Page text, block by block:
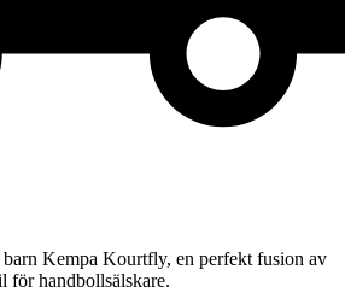
Kempa Kourtfly, en perfekt fusion av
för handbollsälskare.